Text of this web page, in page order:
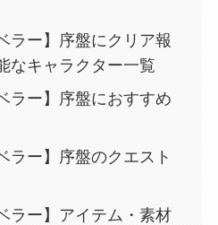
ラー】序盤にクリア報
なキャラクター一覧
ラー】序盤におすすめ
ラー】序盤のクエスト
ラー】アイテム・素材